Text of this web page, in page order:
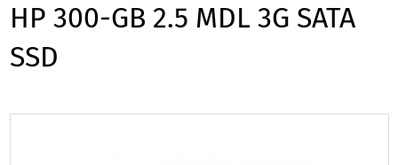
HP 300-GB 2.5 MDL 3G SATA
SSD